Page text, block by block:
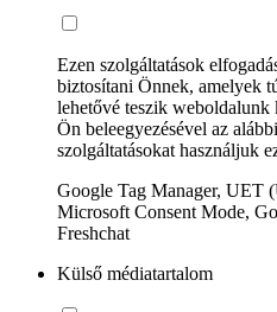
Ezen szolgáltatások
biztosítani Önnek, amelyek
lehetővé teszik weboldalunk
Ön beleegyezésével az
szolgáltatásokat használjuk
Google Tag Manager, UET
Microsoft Consent Mode,
Freshchat
Külső médiatartalom